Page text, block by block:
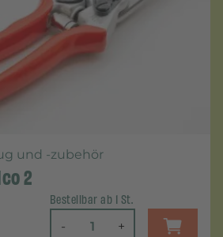
und -zubehör
2
Bestellbar ab 1 St.
- +